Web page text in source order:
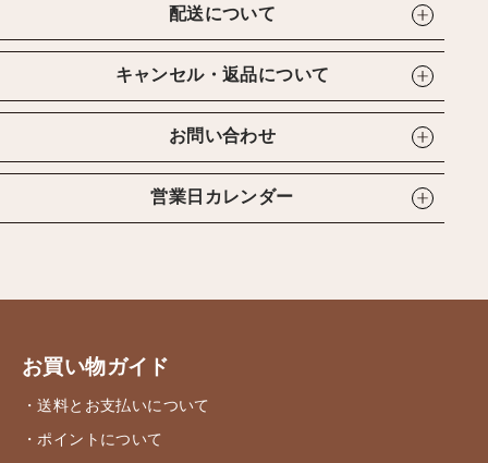
配送について
キャンセル・返品について
お問い合わせ
営業日カレンダー
お買い物ガイド
・送料とお支払いについて
・ポイントについて